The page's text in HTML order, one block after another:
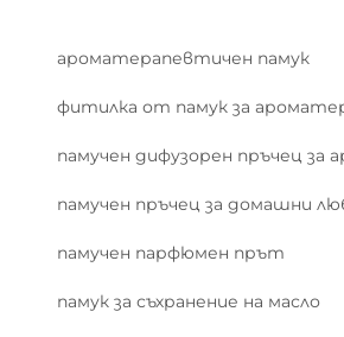
ароматерапевтичен памук
фитилка от памук за
памучен дифузорен пръчец за
памучен пръчец за домашни
памучен парфюмен прът
памук за съхранение на масло